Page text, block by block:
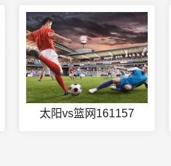
太阳vs篮网161157